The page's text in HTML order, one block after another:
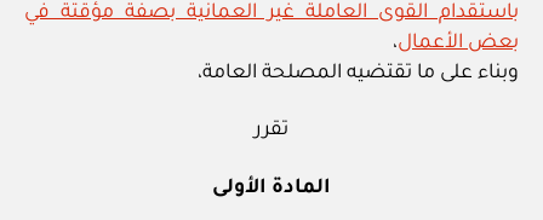
باستقدام القوى العاملة غير العمانية بصفة مؤقتة في
بعض الأعمال،
وبناء على ما تقتضيه المصلحة العامة،
تقرر
المادة الأولى